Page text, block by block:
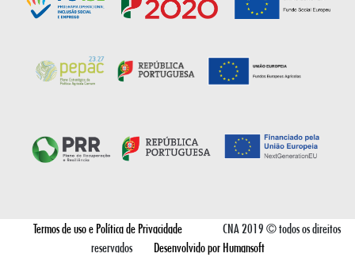
Termos de uso e Política de Privacidade
CNA 2019 © todos os direitos
reservados
Desenvolvido por Humansoft